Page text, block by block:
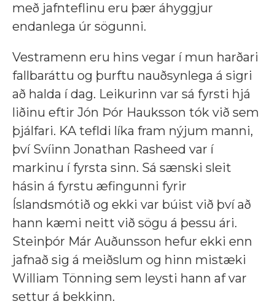
með jafnteflinu eru þær áhyggjur
endanlega úr sögunni.
Vestramenn eru hins vegar í mun harðari
fallbaráttu og þurftu nauðsynlega á sigri
að halda í dag. Leikurinn var sá fyrsti hjá
liðinu eftir Jón Þór Hauksson tók við sem
þjálfari. KA tefldi líka fram nýjum manni,
því Svíinn Jonathan Rasheed var í
markinu í fyrsta sinn. Sá sænski sleit
hásin á fyrstu æfingunni fyrir
Íslandsmótið og ekki var búist við því að
hann kæmi neitt við sögu á þessu ári.
Steinþór Már Auðunsson hefur ekki enn
jafnað sig á meiðslum og hinn mistæki
William Tönning sem leysti hann af var
settur á bekkinn.